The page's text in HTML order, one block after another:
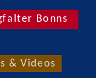
Bonns
& Videos